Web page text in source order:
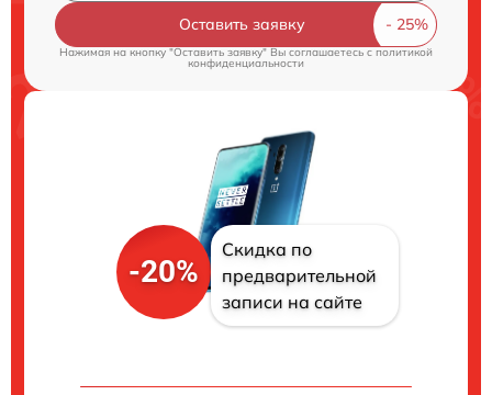
Оставить заявку
Нажимая на кнопку "Оставить заявку" Вы соглашаетесь c политикой
конфиденциальности
-20%
Скидка по
предварительной
записи на сайте